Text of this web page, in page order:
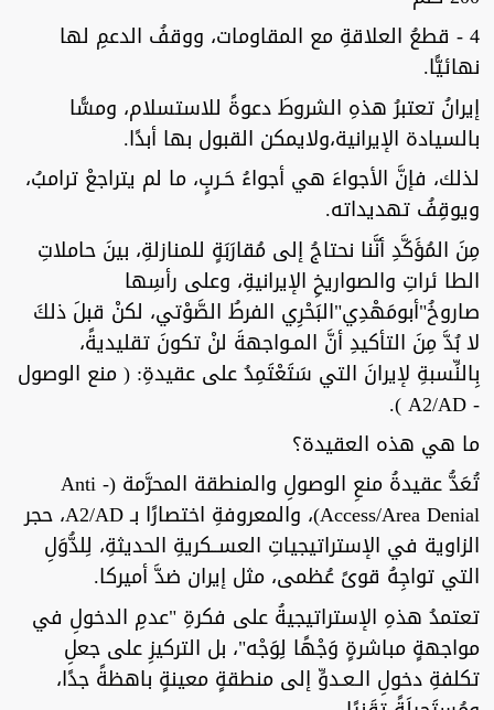
4 - قطعُ العلاقةِ مع المقاومات، ووقفُ الدعمِ لها
نهائيًّا.
إيرانُ تعتبرُ هذهِ الشروطَ دعوةً للاستسلام، ومسًّا
بالسيادة الإيرانية،ولايمكن القبول بها أبدًا.
لذلك، فإنَّ الأجواءَ هي أجواءُ حَـربٍ، ما لم يتراجعْ ترامبُ،
ويوقِفُ تهديداته.
مِنَ المُؤَكَّدِ أنَّنا نحتاجُ إلى مُقارَبَةٍ للمنازلةِ، بينَ حاملاتِ
الطا ئراتِ والصواريخِ الإيرانيةِ، وعلى رأسِها
صاروخُ"أبومَهْدِي"البَحْرِي الفرطُ الصَّوْتي، لكنْ قبلَ ذلكَ
لا بُدَّ مِنَ التأكيدِ أنَّ المـواجهةَ لنْ تكونَ تقليديةً،
بِالنِّسبةِ لإيرانَ التي سَتَعْتَمِدُ على عقيدةِ: ( منع الوصول
- A2/AD ).
ما هي هذه العقيدة؟
تُعَدُّ عقيدةُ منعِ الوصولِ والمنطقة المحرَّمة (Anti -
Access/Area Denial)، والمعروفةِ اختصارًا بـ A2/AD، حجر
الزاوية في الإستراتيجياتِ العســكريةِ الحديثةِ، لِلدُّوَلِ
التي تواجِهُ قوىً عُظمى، مثل إيران ضدَّ أميركا.
تعتمدُ هذهِ الإستراتيجيةُ على فكرةِ "عدمِ الدخولِ في
مواجهةٍ مباشرةٍ وَجْهًا لِوَجْه"، بل التركيزِ على جعلِ
تكلفةِ دخولِ الـعـدوِّ إلى منطقةٍ معينةٍ باهظةً جدًا،